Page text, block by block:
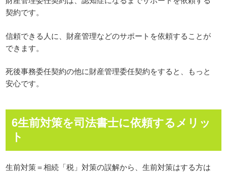
契約です。
信頼できる人に、財産管理などのサポートを依頼することが
できます。
死後事務委任契約の他に財産管理委任契約をすると、もっと
安心です。
6生前対策を司法書士に依頼するメリッ
ト
生前対策＝相続「税」対策の誤解から、生前対策はする方は